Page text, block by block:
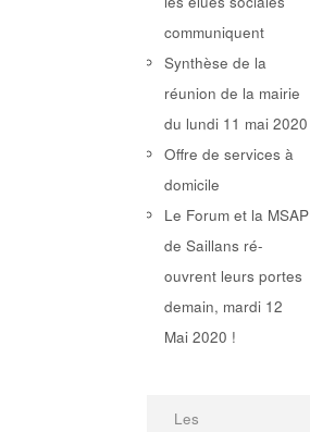
communiquent
Synthèse de la
réunion de la mairie
du lundi 11 mai 2020
Offre de services à
domicile
Le Forum et la MSAP
de Saillans ré-
ouvrent leurs portes
demain, mardi 12
Mai 2020 !
Les